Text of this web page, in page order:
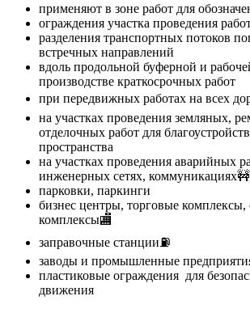
применяют в зоне работ для
ограждения участка проведения
разделения транспортных потоков
встречных направлений
вдоль продольной буферной и
производстве краткосрочных работ
при передвижных работах на всех
на участках проведения земляных,
отделочных работ для
пространства
на участках проведения аварийных
инженерных сетях, коммуникациях🚧
парковки, паркинги
бизнес центры, торговые комплексы,
комплексы🏬
заправочные станции⛽
заводы и промышленные
пластиковые ограждения для
движения